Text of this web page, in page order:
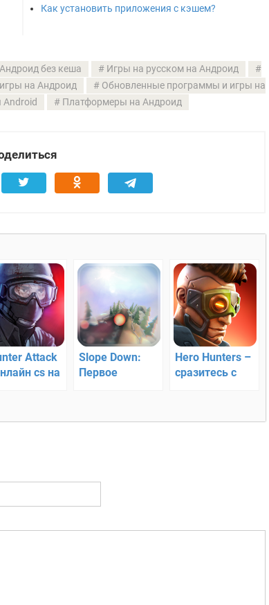
Как установить приложения с кэшем?
без кеша
Игры на русском на Андроид
на Андроид
Обновленные программы и игры на
Платформеры на Андроид
Attack
cs на
Slope Down:
Первое
Hero Hunters –
сразитесь с